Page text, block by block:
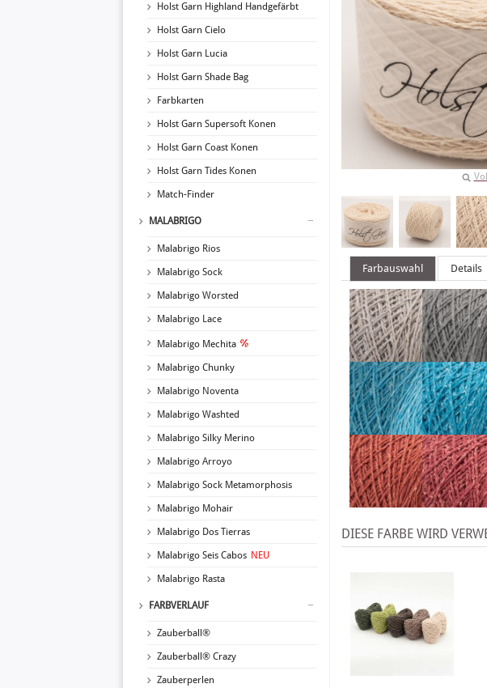
Holst Garn Highland Handgefärbt
Holst Garn Cielo
Holst Garn Lucia
Holst Garn Shade Bag
Farbkarten
Holst Garn Supersoft Konen
Holst Garn Coast Konen
Holst Garn Tides Konen
Match-Finder
MALABRIGO
Malabrigo Rios
Malabrigo Sock
Malabrigo Worsted
Malabrigo Lace
Malabrigo Mechita
Malabrigo Chunky
Malabrigo Noventa
Malabrigo Washted
Malabrigo Silky Merino
Malabrigo Arroyo
Malabrigo Sock Metamorphosis
Malabrigo Mohair
Malabrigo Dos Tierras
Malabrigo Seis Cabos NEU
Malabrigo Rasta
FARBVERLAUF
Zauberball®
Zauberball® Crazy
Zauberperlen
Farbauswahl Details
DIESE FARBE WIRD